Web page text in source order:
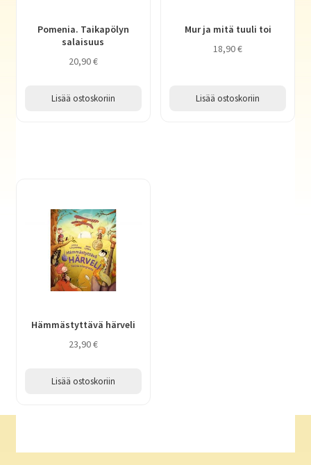
Pomenia. Taikapölyn
salaisuus
20,90€
Lisää ostoskoriin
Mur ja mitä tuuli toi
18,90€
Lisää ostoskoriin
Hämmästyttävä härveli
23,90€
Lisää ostoskoriin